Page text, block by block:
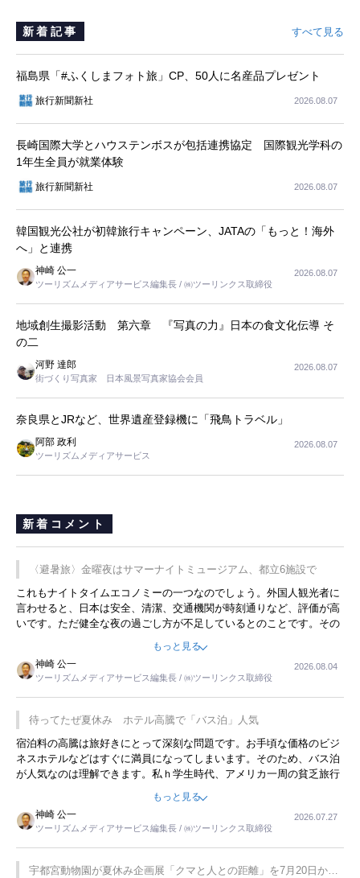
新着記事 すべて見る
福島県「#ふくしまフォト旅」CP、50人に名産品プレゼント
旅行新聞新社 2026.08.07
長崎国際大学とハウステンボスが包括連携協定 国際観光学科の
1年生全員が就業体験
旅行新聞新社 2026.08.07
韓国観光公社が初韓旅行キャンペーン、JATAの「もっと！海外
へ」と連携
神崎 公一
ツーリズムメディアサービス編集長 / ㈱ツーリンクス取締役
2026.08.07
地域創生撮影活動 第六章 『写真の力』日本の食文化伝導 そ
の二
河野 達郎
街づくり写真家 日本風景写真家協会会員
2026.08.07
奈良県とJRなど、世界遺産登録機に「飛鳥トラベル」
阿部 政利
ツーリズムメディアサービス
2026.08.07
新着コメント
〈避暑旅〉金曜夜はサマーナイトミュージアム、都立6施設で
これもナイトタイムエコノミーの一つなのでしょう。外国人観光者に
言わせると、日本は安全、清潔、交通機関が時刻通りなど、評価が高
いです。ただ健全な夜の過ごし方が不足しているとのことです。その
ような意味で、金曜夜にこのようなイベントが行われれば、日本人に
限らず外国人にとっても楽しみが増えるでしょうね。
もっと見る
神崎 公一
ツーリズムメディアサービス編集長 / ㈱ツーリンクス取締役
2026.08.04
待ってたぜ夏休み ホテル高騰で「バス泊」人気
宿泊料の高騰は旅好きにとって深刻な問題です。お手頃な価格のビジ
ネスホテルなどはすぐに満員になってしまいます。そのため、バス泊
が人気なのは理解できます。私ｈ学生時代、アメリカ一周の貧乏旅行
をした時は、移動はグレイハウンドバスでした。夕方から夜の便を利
用してホテル代を浮かせていました。ただし、若いからできたことで
す。若い人が夜行バスで京都に行った、青森に行ったと聞くと、疲れ
が残らないのかなと思ってしまいます。
もっと見る
神崎 公一
ツーリズムメディアサービス編集長 / ㈱ツーリンクス取締役
2026.07.27
宇都宮動物園が夏休み企画展「クマと人との距離」を7月20日から